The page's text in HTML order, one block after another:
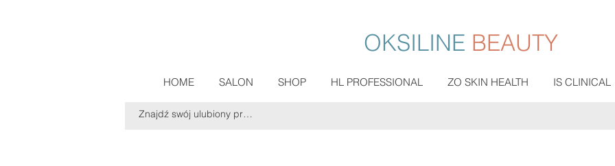
OKSILINE BEAUTY
HOME SALON SHOP HL PROFESSIONAL ZO SKIN HEALTH IS CLINICAL